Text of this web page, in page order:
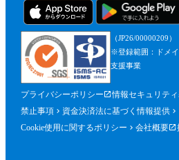
（JP26/00000209）
※登録範囲：ドメ
支援事業
プライバシーポリシー 情報セキュリテ
禁止事項
資金決済法に基づく情報提供
Cookie使用に関するポリシー
会社概要